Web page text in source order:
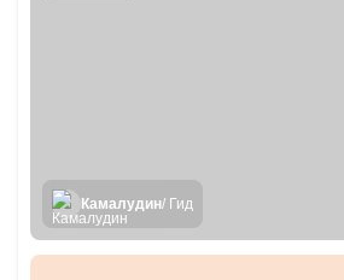
Камалудин/ Гид